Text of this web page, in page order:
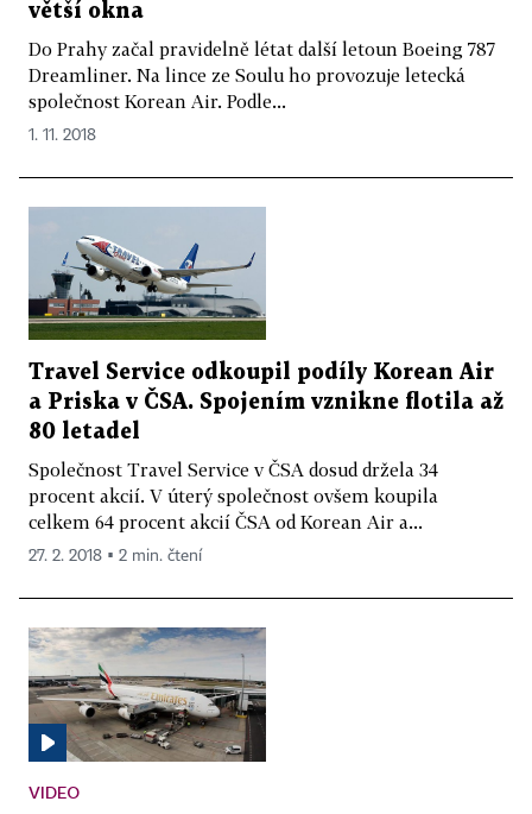
větší okna
Do Prahy začal pravidelně létat další letoun Boeing 787
Dreamliner. Na lince ze Soulu ho provozuje letecká
společnost Korean Air. Podle...
1. 11. 2018
Travel Service odkoupil podíly Korean Air
a Priska v ČSA. Spojením vznikne flotila až
80 letadel
Společnost Travel Service v ČSA dosud držela 34
procent akcií. V úterý společnost ovšem koupila
celkem 64 procent akcií ČSA od Korean Air a...
27. 2. 2018 ▪ 2 min. čtení
VIDEO